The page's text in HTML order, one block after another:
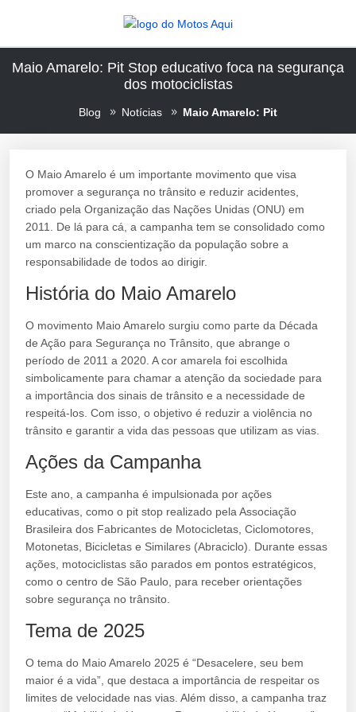
Maio Amarelo: Pit Stop educativo foca na segurança
dos motociclistas
Blog Notícias Maio Amarelo: Pit
O Maio Amarelo é um importante movimento que visa
promover a segurança no trânsito e reduzir acidentes,
criado pela Organização das Nações Unidas (ONU) em
2011. De lá para cá, a campanha tem se consolidado como
um marco na conscientização da população sobre a
responsabilidade de todos ao dirigir.
História do Maio Amarelo
O movimento Maio Amarelo surgiu como parte da Década
de Ação para Segurança no Trânsito, que abrange o
período de 2011 a 2020. A cor amarela foi escolhida
simbolicamente para chamar a atenção da sociedade para
a importância dos sinais de trânsito e a necessidade de
respeitá-los. Com isso, o objetivo é reduzir a violência no
trânsito e garantir a vida das pessoas que utilizam as vias.
Ações da Campanha
Este ano, a campanha é impulsionada por ações
educativas, como o pit stop realizado pela Associação
Brasileira dos Fabricantes de Motocicletas, Ciclomotores,
Motonetas, Bicicletas e Similares (Abraciclo). Durante essas
ações, motociclistas são parados em pontos estratégicos,
como o centro de São Paulo, para receber orientações
sobre segurança no trânsito.
Tema de 2025
O tema do Maio Amarelo 2025 é “Desacelere, seu bem
maior é a vida”, que destaca a importância de respeitar os
limites de velocidade nas vias. Além disso, a campanha traz